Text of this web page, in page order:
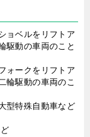
ョベルをリフトア
駆動の車両のこと
ォークをリフトア
輪駆動の車両のこ
型特殊自動車など